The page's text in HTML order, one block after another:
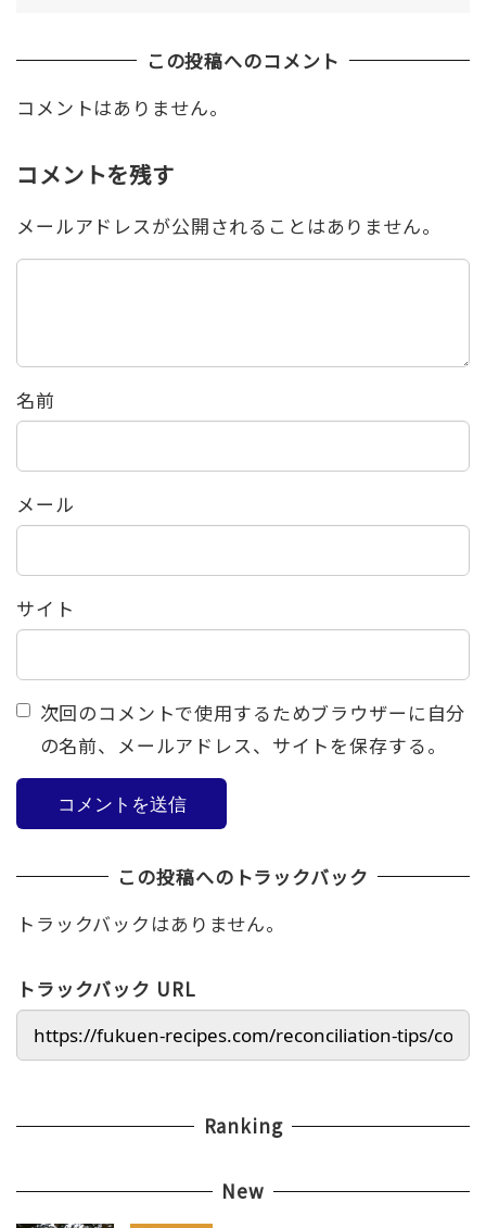
この投稿へのコメント
コメントはありません。
コメントを残す
メールアドレスが公開されることはありません。
名前
メール
サイト
次回のコメントで使用するためブラウザーに自分
の名前、メールアドレス、サイトを保存する。
この投稿へのトラックバック
トラックバックはありません。
トラックバック URL
Ranking
New